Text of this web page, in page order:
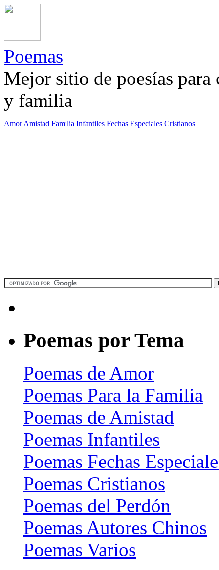
Poemas
Mejor sitio de poesías
y familia
Amor Amistad Familia Infantiles Fechas Especiales Cristianos
Poemas por Tema
Poemas de Amor
Poemas Para la Familia
Poemas de Amistad
Poemas Infantiles
Poemas Fechas
Poemas Cristianos
Poemas del Perdón
Poemas Autores Chinos
Poemas Varios